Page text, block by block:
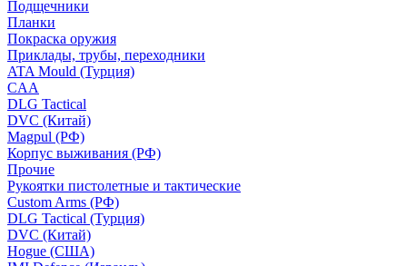
Подщечники
Планки
Покраска оружия
Приклады, трубы, переходники
ATA Mould (Турция)
CAA
DLG Tactical
DVC (Китай)
Magpul (РФ)
Корпус выживания (РФ)
Прочие
Рукоятки пистолетные и тактические
Custom Arms (РФ)
DLG Tactical (Турция)
DVC (Китай)
Hogue (США)